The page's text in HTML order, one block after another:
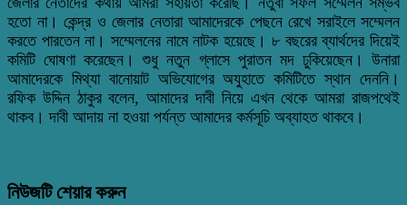
হতো না। কেন্দ্র ও জেলার নেতারা আমাদেরকে পেছনে রেখে সরাইলে সম্মেলন
করতে পারতেন না। সম্মেলনের নামে নাটক হয়েছে। ৮ বছরের ব্যার্থদের দিয়েই
কমিটি ঘোষণা করেছেন। শুধু নতুন গ্লাসে পুরাতন মদ ঢুকিয়েছেন। উনারা
আমাদেরকে মিথ্যা বানোয়াট অভিযোগের অযুহাতে কমিটিতে স্থান দেননি।
রফিক উদ্দিন ঠাকুর বলেন, আমাদের দাবী নিয়ে এখন থেকে আমরা রাজপথেই
থাকব। দাবী আদায় না হওয়া পর্যন্ত আমাদের কর্মসূচি অব্যাহত থাকবে।
নিউজটি শেয়ার করুন